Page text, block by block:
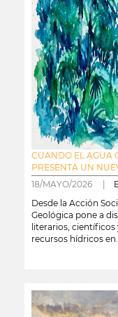
CUANDO EL AGUA
PRESENTA UN
18/MAYO/2026 |
Desde la Acción
Geológica pone a
literarios, científicos
recursos hídricos en...